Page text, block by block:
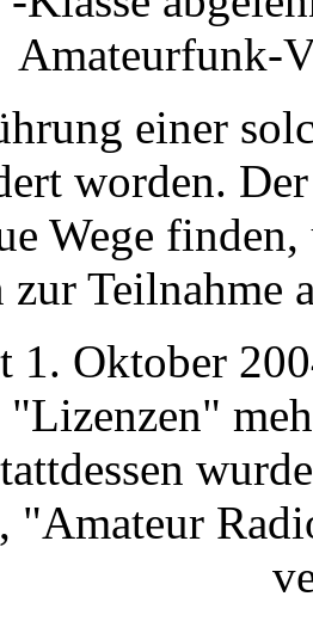
Amateurfunk-
einer
worden.
Wege
zur
1. Oktober
"Amateur